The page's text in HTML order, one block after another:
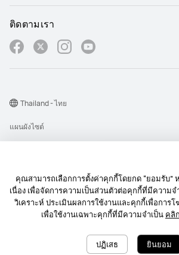
คุณสามารถเลือกการตั้งค่าคุกกี้โดยกด “ยอมรับ”
เนื่อง เพื่อจัดการความเป็นส่วนตัวต่อคุกกี้ที่มีความจ
วิเคราะห์ ประเมินผลการใช้งานและคุกกี้เพื่อการ
เพื่อใช้งานเฉพาะคุกกี้ที่มีความจำเป็น คลิ
ปฏิเสธ ยินยอม
ติดตามเรา
Copyright © 1998-2026 Huawei Device Co., Ltd. สงว
แผนผังไซต์
Cookie
นโยบายการส่งการแจ้งเตื อนบนเว็บไซต์
Thailand - ไทย